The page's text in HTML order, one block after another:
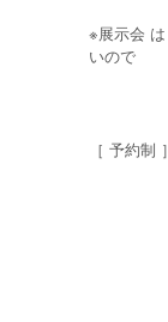
※展示会
いので
［ 予約制